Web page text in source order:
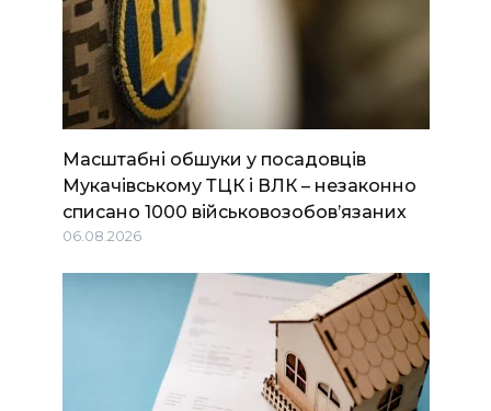
Масштабні обшуки у посадовців
Мукачівському ТЦК і ВЛК – незаконно
списано 1000 військовозобов’язаних
06.08.2026